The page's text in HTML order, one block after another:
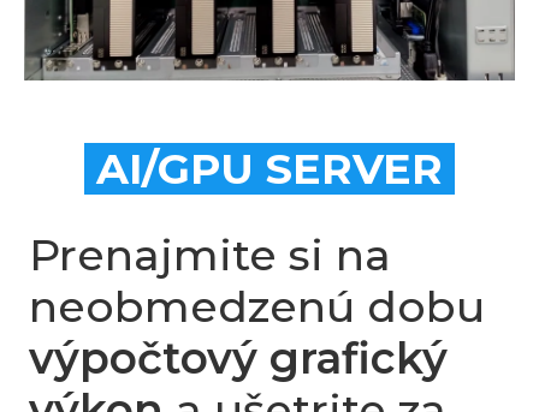
AI/GPU SERVER
Prenajmite si na
neobmedzenú dobu
výpočtový grafický